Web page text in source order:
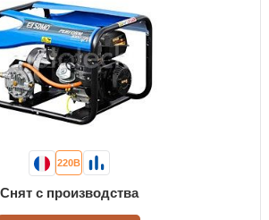
220В
Снят с производства